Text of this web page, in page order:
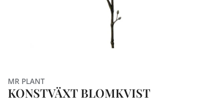
MR PLANT
KONSTVÄXT BLOMKVIST